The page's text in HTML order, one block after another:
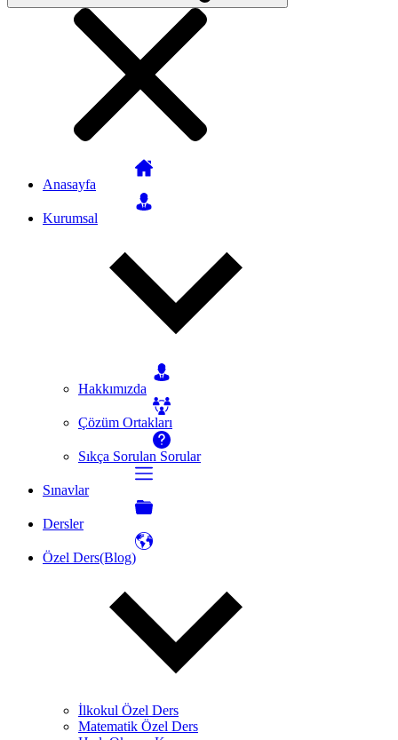
Anasayfa
Kurumsal
Hakkımızda
Çözüm Ortakları
Sıkça Sorulan Sorular
Sınavlar
Dersler
Özel Ders(Blog)
İlkokul Özel Ders
Matematik Özel Ders